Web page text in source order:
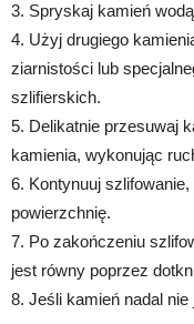
3. Spryskaj kamień
4. Użyj drugiego
ziarnistości lub
szlifierskich.
5. Delikatnie przesuwaj
kamienia, wykonując
6. Kontynuuj
powierzchnię.
7. Po zakończeniu
jest równy poprzez
8. Jeśli kamień nadal